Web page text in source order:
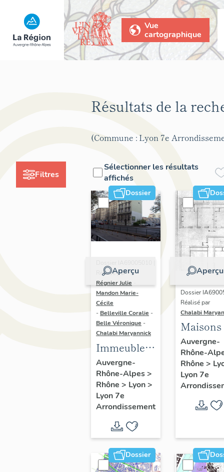
Vue
cartographique
Filtres
Résultats de la
(Commune : Lyon 7e
Sélectionner les résultats
affichés
Dossier
Aperçu
Réalisé par
Régnier Julie
Mandon Marie-
Cécile
- Belleville Coralie -
Belle Véronique -
Chalabi Maryannick
Immeubles
du secteur
d'étude La
Guillotière
Auvergne-
Rhône-Alpes>
Rhône > Lyon>
Lyon 7e
Arrondissement
Aperçu
Dossier
Réalisé par
Chalabi
Maisons
Auvergne-
Rhône-
Rhône >
Lyon 7e
Dossier